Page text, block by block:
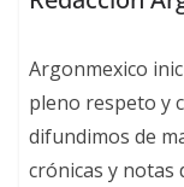
Argonmexico
pleno respeto y
difundimos de
crónicas y notas